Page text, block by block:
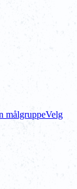
målgruppeVelg